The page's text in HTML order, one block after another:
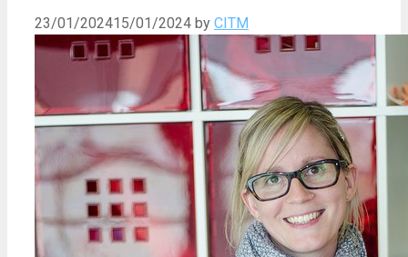
23/01/202415/01/2024 by CITM